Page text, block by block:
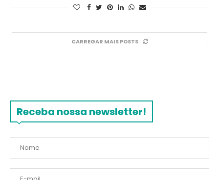
CARREGAR MAIS POSTS
Receba nossa newsletter!